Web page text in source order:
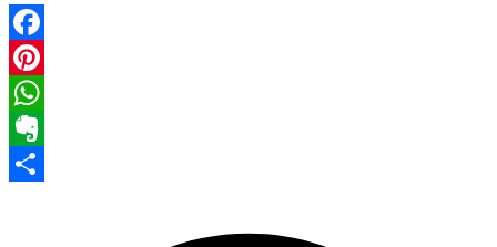
Facebook
Pinterest
WhatsApp
Evernote